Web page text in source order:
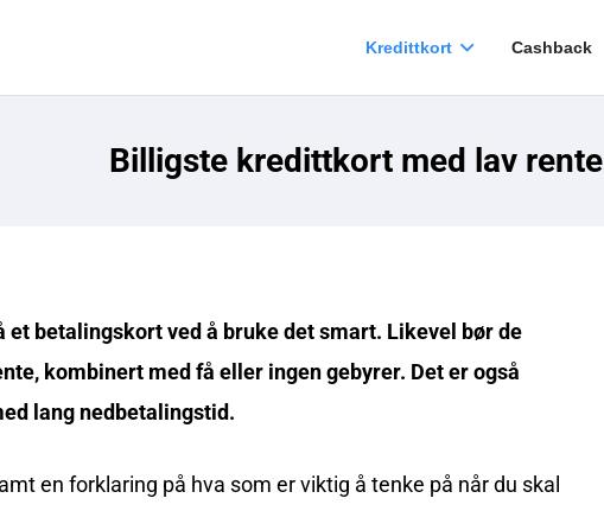
Kredittkort Cashback
Billigste kredittkort med lav rente
et betalingskort ved å bruke det smart. Likevel bør de
kombinert med få eller ingen gebyrer. Det er også
lang nedbetalingstid.
en forklaring på hva som er viktig å tenke på når du skal